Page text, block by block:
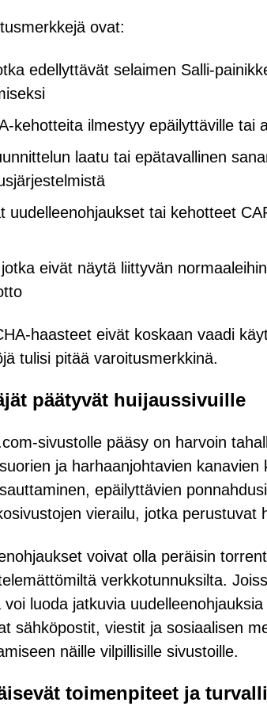
ovat:
edellyttävät selaimen Salli-
kehotteita ilmestyy epäilyttäville tai
laatu tai epätavallinen
uudelleenohjaukset tai kehotteet
eivät näytä liittyvän
haasteet eivät koskaan vaadi
tulisi pitää varoitusmerkkinä.
päätyvät huijaussivuille
sivustolle pääsy on harvoin
ja harhaanjohtavien
epäilyttävien
vierailu, jotka perustuvat
voivat olla peräisin
verkkotunnuksilta.
voi luoda jatkuvia
sähköpostit, viestit ja sosiaalisen
näille vilpillisille sivustoille.
toimenpiteet ja